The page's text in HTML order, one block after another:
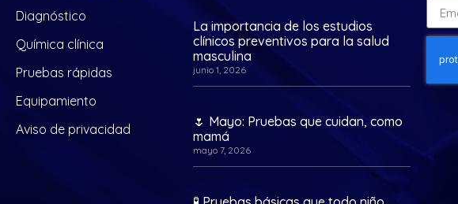
Diagnóstico
Química clínica
Pruebas rápidas
Equipamiento
Aviso de privacidad
La importancia de los estudios
clínicos preventivos para la salud
masculina
junio 1, 2026
🌷 Mayo: Pruebas que cuidan, como
mamá
mayo 7, 2026